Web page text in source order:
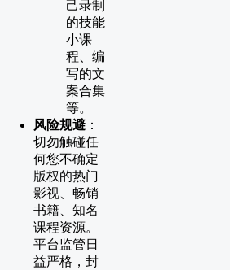
己录制
的技能
小课
程、编
写的文
案合集
等。
风险规避 ：
切勿触碰任
何您不确定
版权的热门
影视、畅销
书籍、知名
课程资源。
平台监管日
益严格，封